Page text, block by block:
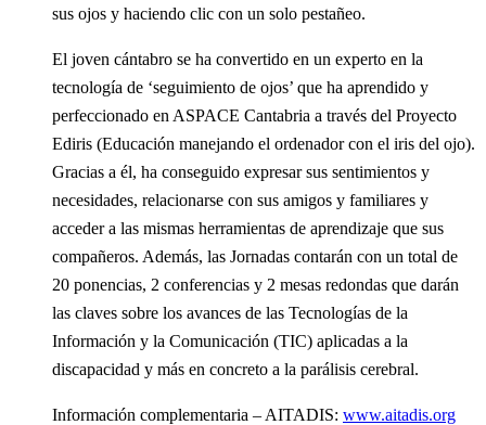
sus ojos y haciendo clic con un solo pestañeo.
El joven cántabro se ha convertido en un experto en la
tecnología de ‘seguimiento de ojos’ que ha aprendido y
perfeccionado en ASPACE Cantabria a través del Proyecto
Ediris (Educación manejando el ordenador con el iris del ojo).
Gracias a él, ha conseguido expresar sus sentimientos y
necesidades, relacionarse con sus amigos y familiares y
acceder a las mismas herramientas de aprendizaje que sus
compañeros. Además, las Jornadas contarán con un total de
20 ponencias, 2 conferencias y 2 mesas redondas que darán
las claves sobre los avances de las Tecnologías de la
Información y la Comunicación (TIC) aplicadas a la
discapacidad y más en concreto a la parálisis cerebral.
Información complementaria – AITADIS: www.aitadis.org